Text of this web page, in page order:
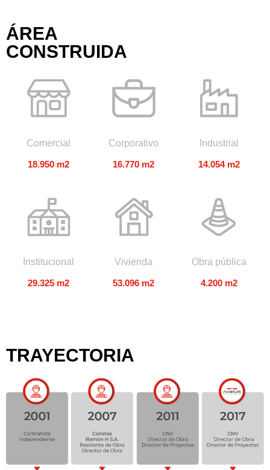
ÁREA
CONSTRUIDA
Comercial
18.950 m2
Corporativo
16.770 m2
Industrial
14.054 m2
Institucional
29.325 m2
Vivienda
53.096 m2
Obra pública
4.200 m2
TRAYECTORIA